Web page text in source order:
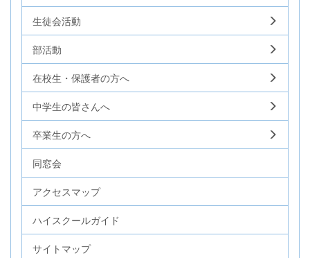
生徒会活動
部活動
在校生・保護者の方へ
中学生の皆さんへ
卒業生の方へ
同窓会
アクセスマップ
ハイスクールガイド
サイトマップ